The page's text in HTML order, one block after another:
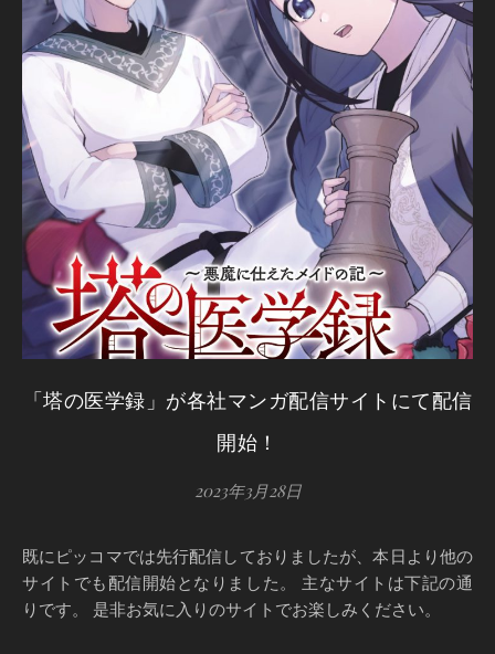
「塔の医学録」が各社マンガ配信サイトにて配信
開始！
2023年3月28日
既にピッコマでは先行配信しておりましたが、本日より他の
サイトでも配信開始となりました。 主なサイトは下記の通
りです。 是非お気に入りのサイトでお楽しみください。